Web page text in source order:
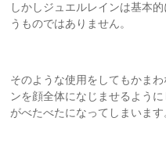
しかしジュエルレインは基本
うものではありません。
そのような使用をしてもかま
ンを顔全体になじませるよう
がべたべたになってしまいます